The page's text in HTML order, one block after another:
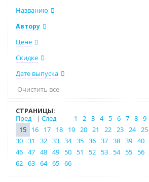
Названию
Автору
Цене
Скидке
Дате выпуска
Очистить все
СТРАНИЦЫ:
Пред
| След 1 2 3 4 5 6 7 8 9
15
16 17 18 19 20 21 22 23 24 25
30 31 32 33 34 35 36 37 38 39 40
46 47 48 49 50 51 52 53 54 55 56
62 63 64 65 66